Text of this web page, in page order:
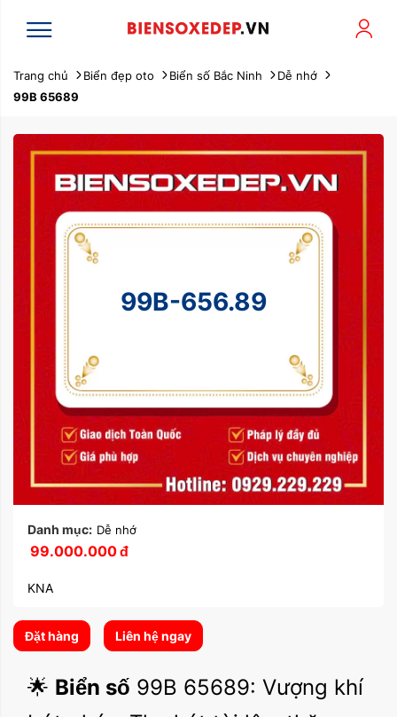
Trang chủ Biển đẹp oto Biển số Bắc Ninh
Dễ nhớ
99B 65689
99B-656.89
Danh mục: Dễ nhớ
99.000.000đ
KNA
Đặt hàng Liên hệ ngay
🌟 Biển số 99B 65689: Vượng khí